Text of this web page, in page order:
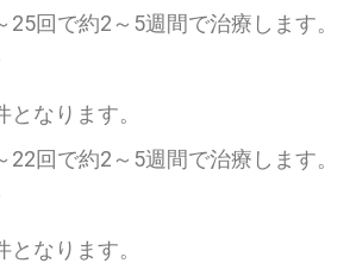
回で約2～5週間で治療します。
なります。
回で約2～5週間で治療します。
なります。